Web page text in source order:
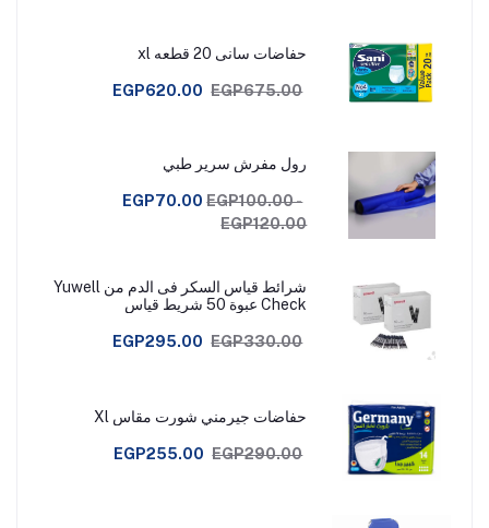
حفاضات سانى 20 قطعه xl
EGP620.00 EGP675.00
رول مفرش سرير طبي
EGP70.00 EGP100.00 -
EGP120.00
شرائط قياس السكر فى الدم من Yuwell
Check عبوة 50 شريط قياس
EGP295.00 EGP330.00
حفاضات جيرمني شورت مقاس Xl
EGP255.00 EGP290.00